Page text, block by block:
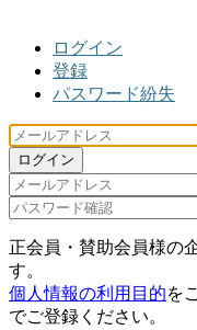
ログイン
登録
パスワード紛失
ログイン
正会員・賛助会員様の
す。
個人情報の利用目的を
でご登録ください。